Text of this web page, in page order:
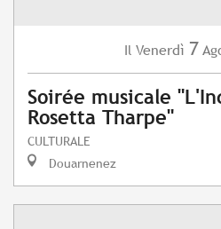
Il Venerdì 7
Soirée musicale
Rosetta Tharpe"
CULTURALE
Douarnenez